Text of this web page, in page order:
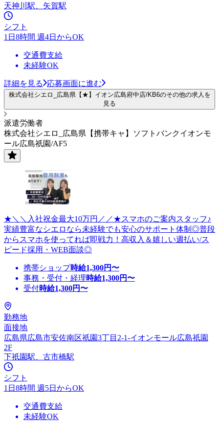
天神川駅、矢賀駅
シフト
1日8時間 週4日からOK
交通費支給
未経験OK
詳細を見る 応募画面に進む
株式会社シエロ_広島県【★】イオン広島府中店/KB6のその他の求人を
見る
派遣労働者
株式会社シエロ_広島県【携帯キャ】ソフトバンクイオンモ
ール広島祇園/AF5
★＼＼入社祝金最大10万円／／★スマホのご案内スタッフ♪
実績豊富なシエロなら未経験でも安心のサポート体制◎普段
からスマホを使ってれば即戦力！高収入＆嬉しい週払い/ス
ピード採用・WEB面談◎
携帯ショップ時給1,300円〜
事務・受付・経理時給1,300円〜
受付時給1,300円〜
勤務地
面接地
広島県広島市安佐南区祇園3丁目2-1-イオンモール広島祇園
2F
下祇園駅、古市橋駅
シフト
1日8時間 週5日からOK
交通費支給
未経験OK